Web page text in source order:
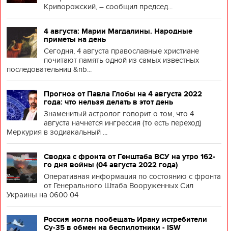
Криворожский, – сообщил председ...
4 августа: Марии Магдалины. Народные
приметы на день
Сегодня, 4 августа православные христиане
почитают память одной из самых известных
последовательниц &nb...
Прогноз от Павла Глобы на 4 августа 2022
года: что нельзя делать в этот день
Знаменитый астролог говорит о том, что 4
августа начнется ингрессия (то есть переход)
Меркурия в зодиакальный ...
Сводка с фронта от Генштаба ВСУ на утро 162-
го дня войны (04 августа 2022 года)
Оперативная информация по состоянию с фронта
от Генерального Штаба Вооруженных Сил
Украины на 0600 04
Россия могла пообещать Ирану истребители
Су-35 в обмен на беспилотники - ISW